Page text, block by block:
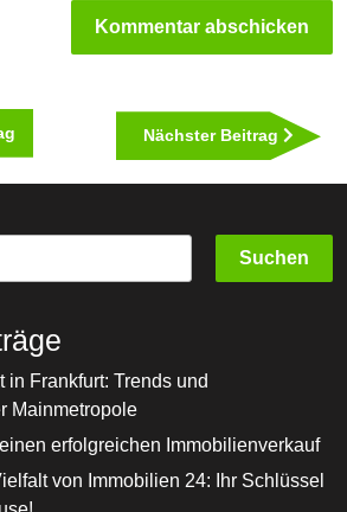
Beitrag
Nächster Beitrag
Suchen
in Frankfurt: Trends und
Mainmetropole
erfolgreichen Immobilienverkauf
von Immobilien 24: Ihr Schlüssel